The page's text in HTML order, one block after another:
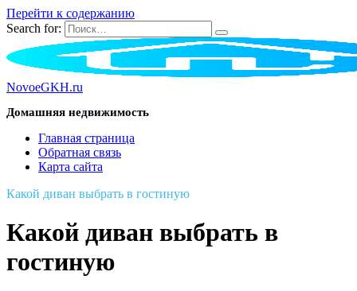
Перейти к содержанию
Search for:
NovoeGKH.ru
Домашняя недвижимость
Главная страница
Обратная связь
Карта сайта
Какой диван выбрать в гостиную
Какой диван выбрать в
гостиную